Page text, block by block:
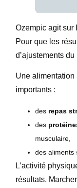
Ozempic agit sur
Pour que les
d’ajustements
Une alimentation
importants :
des repas
des
musculaire,
des aliments
L’activité
résultats.